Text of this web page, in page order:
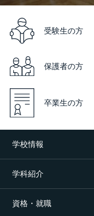
受験生の方
保護者の方
卒業生の方
学校情報
学校概要
沿革
学科紹介
CNAの3つの学科
資格・就職